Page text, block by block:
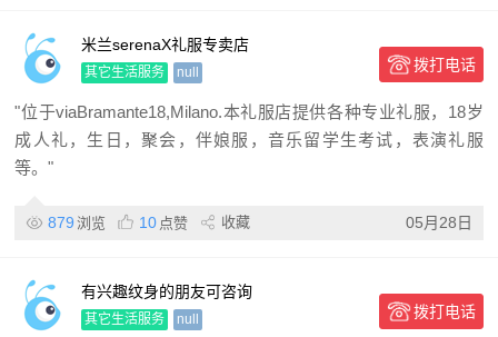
米兰serenaX礼服专卖店
其它生活服务 null 拨打电话
"位于viaBramante18,Milano.本礼服店提供各种专业礼服，18岁
成人礼，生日，聚会，伴娘服，音乐留学生考试，表演礼服
等。"
879 浏览 10 点赞 收藏 05月28日
有兴趣纹身的朋友可咨询
其它生活服务 null 拨打电话